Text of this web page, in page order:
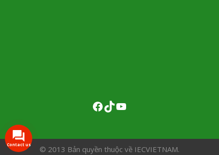
© 2013 Bản quyền thuộc về IECVIETNAM.
Contact us